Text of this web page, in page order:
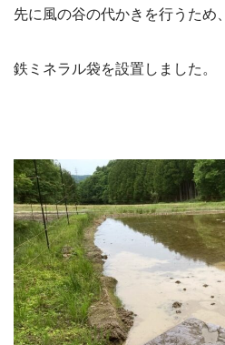
先に風の谷の代かきを行うため、
鉄ミネラル袋を設置しました。